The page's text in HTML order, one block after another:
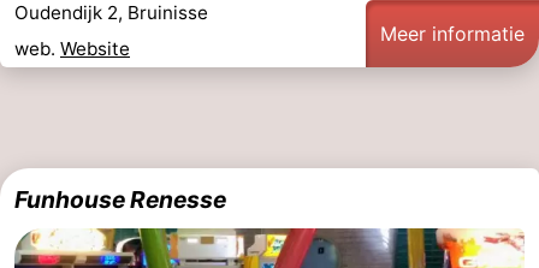
Oudendijk 2, Bruinisse
web. Website
Meer informatie
Funhouse Renesse